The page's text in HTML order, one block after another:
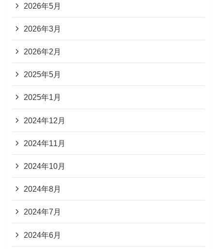
2026年5月
2026年3月
2026年2月
2025年5月
2025年1月
2024年12月
2024年11月
2024年10月
2024年8月
2024年7月
2024年6月